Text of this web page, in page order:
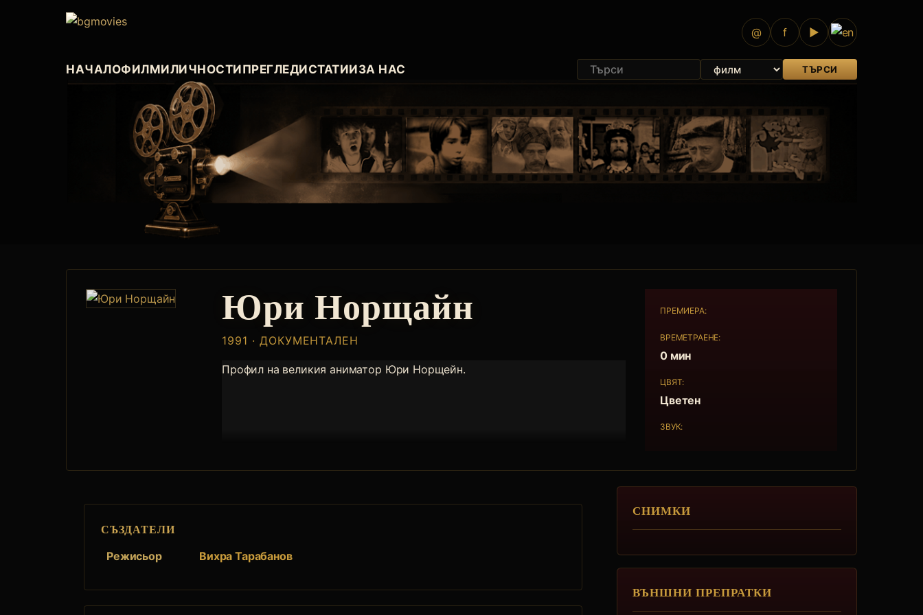
@ f ▶
НАЧАЛОФИЛМИЛИЧНОСТИПРЕГЛЕДИСТАТИИЗА НАС ТЪРСИ
Юри Норщайн
1991 · ДОКУМЕНТАЛЕН
Профил на великия аниматор Юри Норщейн.
ПРЕМИЕРА:
ВРЕМЕТРАЕНЕ:
0 мин
ЦВЯТ:
Цветен
ЗВУК:
СЪЗДАТЕЛИ
Режисьор Вихра Тарабанов
СНИМКИ
ВЪНШНИ ПРЕПРАТКИ